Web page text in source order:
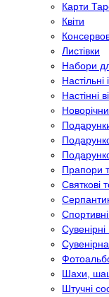
Карти
Квіти
Листівки
Набори
Настільні
Настінні
Прапори
Святкові
Спортивні
Сувенірні
Шахи,
Штучні